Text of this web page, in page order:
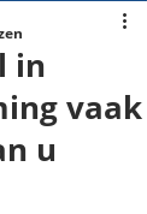
in
vaak
u